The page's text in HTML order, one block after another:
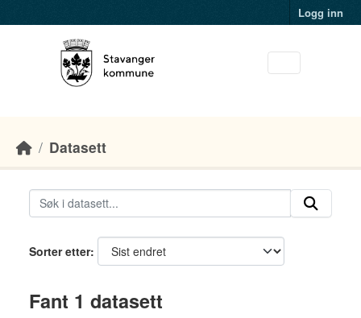
Logg inn
Datasett
Sorter etter
Fant 1 datasett